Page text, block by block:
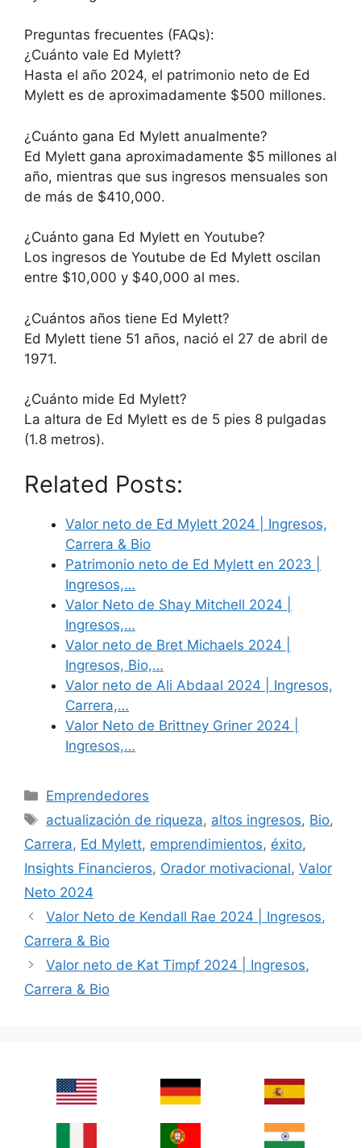
Preguntas frecuentes (FAQs):
¿Cuánto vale Ed Mylett?
Hasta el año 2024, el patrimonio neto de Ed
Mylett es de aproximadamente $500 millones.
¿Cuánto gana Ed Mylett anualmente?
Ed Mylett gana aproximadamente $5 millones al
año, mientras que sus ingresos mensuales son
de más de $410,000.
¿Cuánto gana Ed Mylett en Youtube?
Los ingresos de Youtube de Ed Mylett oscilan
entre $10,000 y $40,000 al mes.
¿Cuántos años tiene Ed Mylett?
Ed Mylett tiene 51 años, nació el 27 de abril de
1971.
¿Cuánto mide Ed Mylett?
La altura de Ed Mylett es de 5 pies 8 pulgadas
(1.8 metros).
Related Posts:
Valor neto de Ed Mylett 2024 | Ingresos,
Carrera & Bio
Patrimonio neto de Ed Mylett en 2023 |
Ingresos,…
Valor Neto de Shay Mitchell 2024 |
Ingresos,…
Valor neto de Bret Michaels 2024 |
Ingresos, Bio,…
Valor neto de Ali Abdaal 2024 | Ingresos,
Carrera,…
Valor Neto de Brittney Griner 2024 |
Ingresos,…
Categories
Emprendedores
Tags
actualización de riqueza, altos ingresos, Bio,
Carrera, Ed Mylett, emprendimientos, éxito,
Insights Financieros, Orador motivacional, Valor
Neto 2024
Valor Neto de Kendall Rae 2024 | Ingresos,
Carrera & Bio
Valor neto de Kat Timpf 2024 | Ingresos,
Carrera & Bio